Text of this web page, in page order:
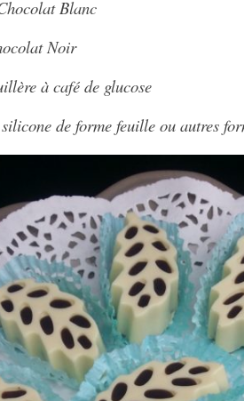
Blanc
Noir
à café de glucose
de forme feuille ou autres